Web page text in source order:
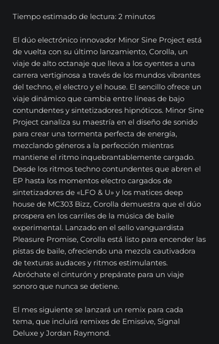
Tiempo estimado de lectura: 2 minutos
El dúo electrónico innovador Minor Sine Project está
de vuelta con su último lanzamiento, Corolla, un
viaje de alto octanaje que lleva a los oyentes a una
carrera vertiginosa a través de los mundos vibrantes
del techno, el electro y el house. El sencillo ofrece un
viaje dinámico que cambia entre líneas de bajo
contundentes y sintetizadores hipnóticos. Minor Sine
Project canaliza su maestría en el diseño de sonido
para crear una tormenta perfecta de energía,
mezclando géneros a la perfección mientras
mantiene el ritmo inquebrantablemente cargado.
Desde los ritmos techno contundentes que abren el
EP hasta los momentos electro cargados de
sintetizadores de «LFO & U» y los matices deep
house de MC303 Bizz, Corolla demuestra que el dúo
prospera en los carriles de la música de baile
experimental. Lanzado en el sello vanguardista
Pleasure Promise, Corolla está listo para encender las
pistas de baile, ofreciendo una mezcla cautivadora
de texturas audaces y ritmos estimulantes.
Abróchate el cinturón y prepárate para un viaje
sonoro que nunca se detiene.
El mes siguiente se lanzará un remix para cada
tema, que incluirá remixes de Emissive, Signal
Deluxe y Jordan Raymond.